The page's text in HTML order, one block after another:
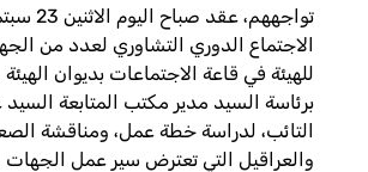
الاجتماع الدوري التشاوري لعدد من
للهيئة في قاعة الاجتماعات بديوان الهيئة
برئاسة السيد مدير مكتب المتابعة
التائب، لدراسة خطة عمل، ومناقشة
والعراقيل التي تعترض سير عمل الجهات